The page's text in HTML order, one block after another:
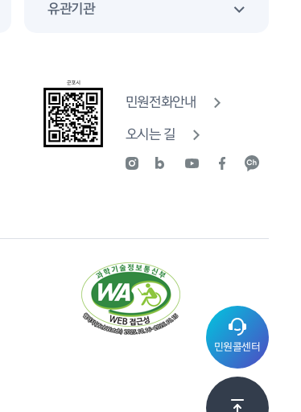
유관기관
민원전화안내
오시는 길
민원콜센터